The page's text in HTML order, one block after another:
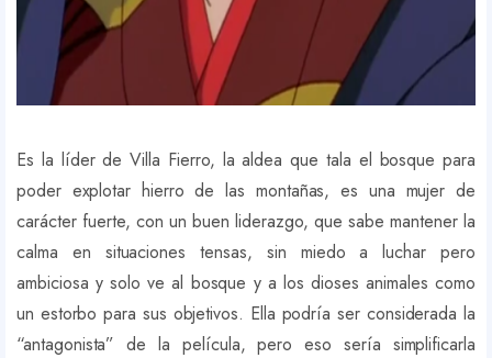
Es la líder de Villa Fierro, la aldea que tala el bosque para
poder explotar hierro de las montañas, es una mujer de
carácter fuerte, con un buen liderazgo, que sabe mantener la
calma en situaciones tensas, sin miedo a luchar pero
ambiciosa y solo ve al bosque y a los dioses animales como
un estorbo para sus objetivos. Ella podría ser considerada la
“antagonista” de la película, pero eso sería simplificarla